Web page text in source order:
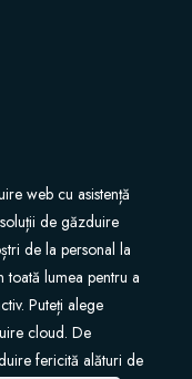
web cu asistență
de găzduire
de la personal la
toată lumea pentru a
Puteți alege
cloud. De
fericită alături de